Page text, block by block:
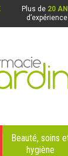
Plus de 20
d’expérience
Nos 4
Beauté, soins
hygiène